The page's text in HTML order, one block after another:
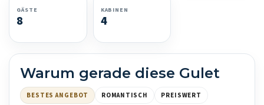
GÄSTE
8
KABINEN
4
Warum gerade diese Gulet
BESTES ANGEBOT ROMANTISCH PREISWERT